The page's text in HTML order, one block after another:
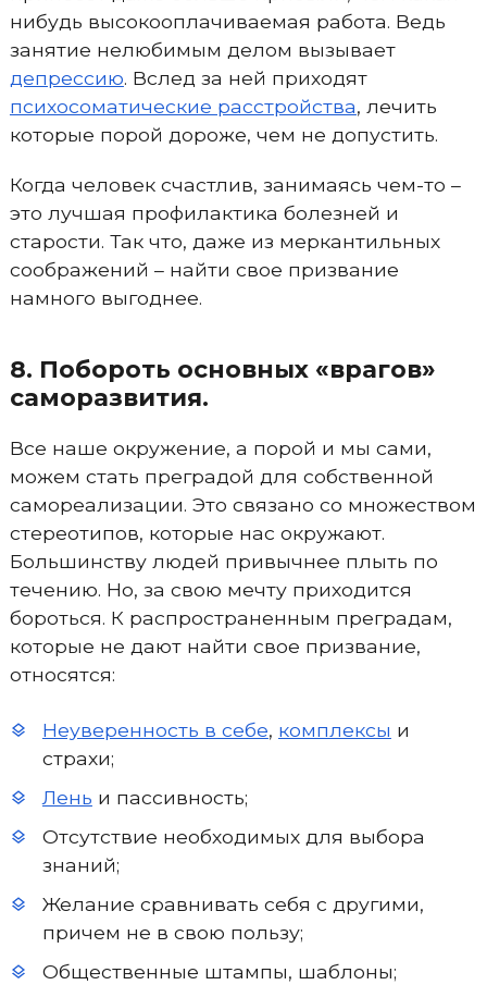
нибудь высокооплачиваемая работа. Ведь
занятие нелюбимым делом вызывает
депрессию. Вслед за ней приходят
психосоматические расстройства, лечить
которые порой дороже, чем не допустить.
Когда человек счастлив, занимаясь чем-то –
это лучшая профилактика болезней и
старости. Так что, даже из меркантильных
соображений – найти свое призвание
намного выгоднее.
8. Побороть основных «врагов»
саморазвития.
Все наше окружение, а порой и мы сами,
можем стать преградой для собственной
самореализации. Это связано со множеством
стереотипов, которые нас окружают.
Большинству людей привычнее плыть по
течению. Но, за свою мечту приходится
бороться. К распространенным преградам,
которые не дают найти свое призвание,
относятся:
Неуверенность в себе, комплексы и
страхи;
Лень и пассивность;
Отсутствие необходимых для выбора
знаний;
Желание сравнивать себя с другими,
причем не в свою пользу;
Общественные штампы, шаблоны;